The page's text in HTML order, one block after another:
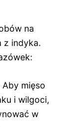
na
z indyka.
mięso
i wilgoci,
w